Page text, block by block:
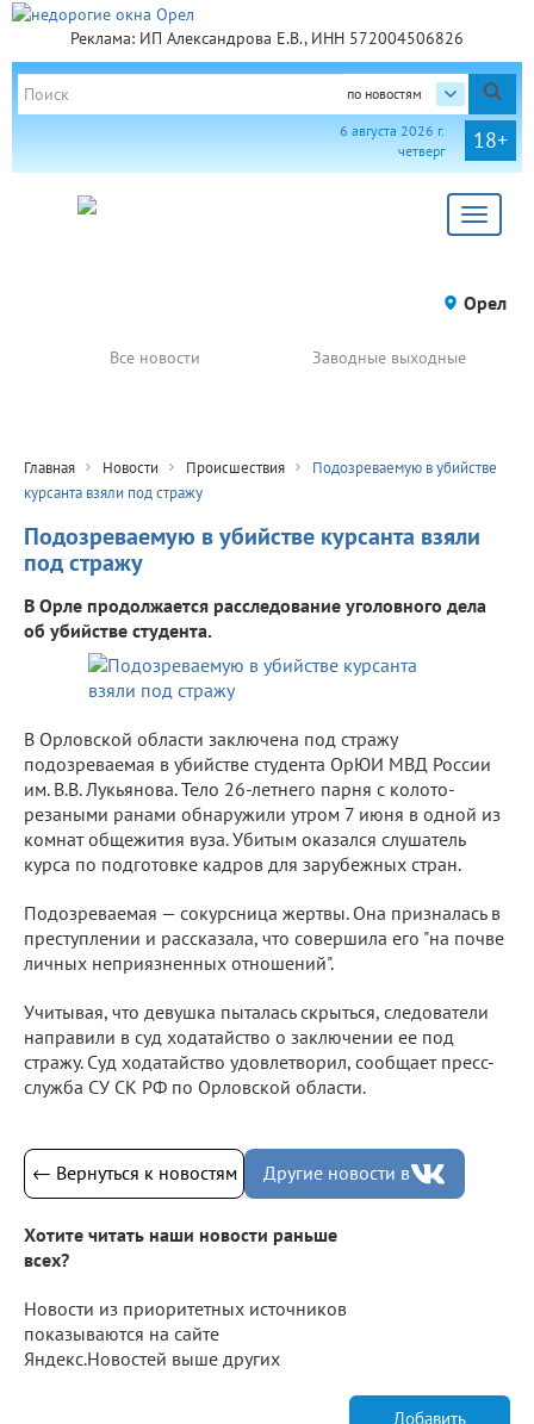
Реклама: ИП Александрова Е.В., ИНН 572004506826
по новостям
18+
6 августа 2026 г.
четверг
Toggle
Орел
Все новости Заводные выходные
Главная Новости Происшествия
Подозреваемую в убийстве
курсанта взяли под стражу
Подозреваемую в убийстве курсанта взяли
под стражу
В Орле продолжается расследование уголовного дела
об убийстве студента.
В Орловской области заключена под стражу
подозреваемая в убийстве студента ОрЮИ МВД России
им. В.В. Лукьянова. Тело 26-летнего парня с колото-
резаными ранами обнаружили утром 7 июня в одной из
комнат общежития вуза. Убитым оказался слушатель
курса по подготовке кадров для зарубежных стран.
Подозреваемая — сокурсница жертвы. Она призналась в
преступлении и рассказала, что совершила его "на почве
личных неприязненных отношений".
Учитывая, что девушка пыталась скрыться, следователи
направили в суд ходатайство о заключении ее под
стражу. Суд ходатайство удовлетворил, сообщает пресс-
служба СУ СК РФ по Орловской области.
← Вернуться к новостям Другие новости в
Хотите читать наши новости раньше
всех?
Новости из приоритетных источников
показываются на сайте
Яндекс.Новостей выше других
Добавить